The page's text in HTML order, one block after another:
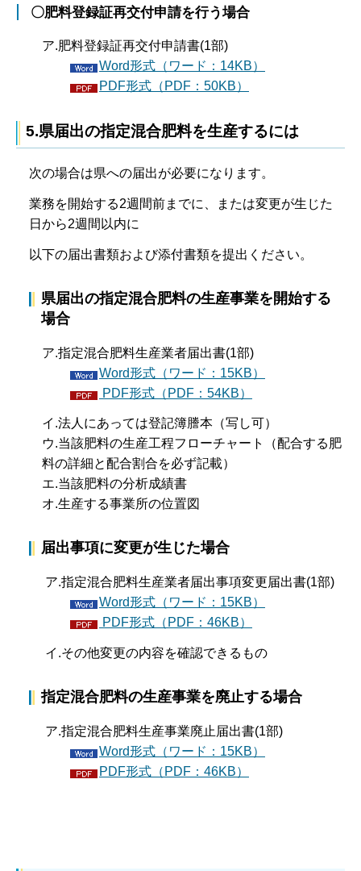
〇肥料登録証再交付申請を行う場合
ア.肥料登録証再交付申請書(1部)
Word形式（ワード：14KB）
PDF形式（PDF：50KB）
5.県届出の指定混合肥料を生産するには
次の場合は県への届出が必要になります。
業務を開始する2週間前までに、または変更が生じた
日から2週間以内に
以下の届出書類および添付書類を提出ください。
県届出の指定混合肥料の生産事業を開始する
場合
ア.指定混合肥料生産業者届出書(1部)
Word形式（ワード：15KB）
PDF形式（PDF：54KB）
イ.法人にあっては登記簿謄本（写し可）
ウ.当該肥料の生産工程フローチャート（配合する肥
料の詳細と配合割合を必ず記載）
エ.当該肥料の分析成績書
オ.生産する事業所の位置図
届出事項に変更が生じた場合
ア.指定混合肥料生産業者届出事項変更届出書(1部)
Word形式（ワード：15KB）
PDF形式（PDF：46KB）
イ.その他変更の内容を確認できるもの
指定混合肥料の生産事業を廃止する場合
ア.指定混合肥料生産事業廃止届出書(1部)
Word形式（ワード：15KB）
PDF形式（PDF：46KB）